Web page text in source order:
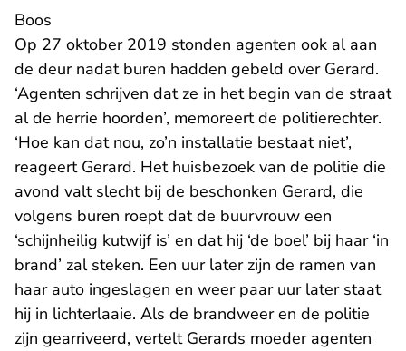
Boos
Op 27 oktober 2019 stonden agenten ook al aan
de deur nadat buren hadden gebeld over Gerard.
‘Agenten schrijven dat ze in het begin van de straat
al de herrie hoorden’, memoreert de politierechter.
‘Hoe kan dat nou, zo’n installatie bestaat niet’,
reageert Gerard. Het huisbezoek van de politie die
avond valt slecht bij de beschonken Gerard, die
volgens buren roept dat de buurvrouw een
‘schijnheilig kutwijf is’ en dat hij ‘de boel’ bij haar ‘in
brand’ zal steken. Een uur later zijn de ramen van
haar auto ingeslagen en weer paar uur later staat
hij in lichterlaaie. Als de brandweer en de politie
zijn gearriveerd, vertelt Gerards moeder agenten